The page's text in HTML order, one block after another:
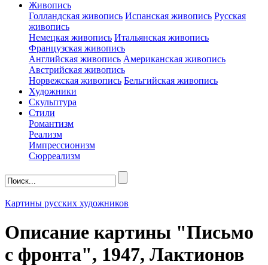
Живопись
Голландская живопись Испанская живопись Русская
живопись
Немецкая живопись Итальянская живопись
Французская живопись
Английская живопись Американская живопись
Австрийская живопись
Норвежская живопись Бельгийская живопись
Художники
Скульптура
Стили
Романтизм
Реализм
Импрессионизм
Сюрреализм
Картины русских художников
Описание картины "Письмо
с фронта", 1947, Лактионов